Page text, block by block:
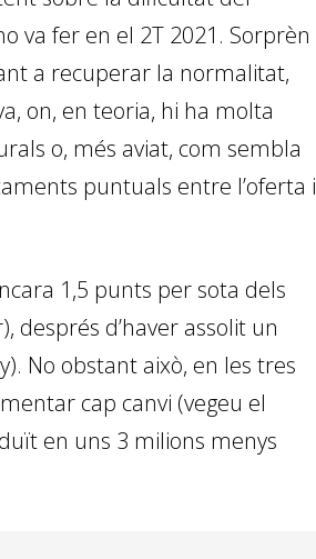
va fer en el 2T 2021. Sorprèn
a re­­cuperar la normalitat,
on, en teoria, hi ha molta
o, més aviat, com sembla
puntuals entre l’oferta i
1,5 punts per sota dels
després d’haver assolit un
No obstant això, en les tres
cap canvi (vegeu el
en uns 3 milions menys